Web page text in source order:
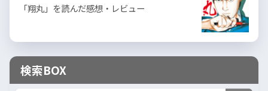
「翔丸」を読んだ感想・レビュー
検索BOX